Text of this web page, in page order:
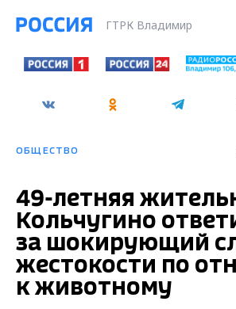
ГТРК Владимир
ОБЩЕСТВО
49-летняя
Кольчугино
за шокирующий
жестокости по
к животному